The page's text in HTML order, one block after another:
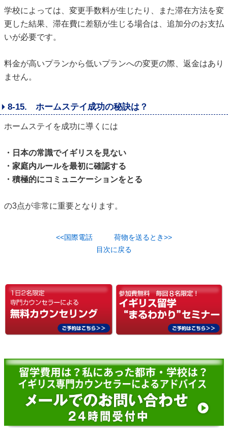
学校によっては、変更手数料が生じたり、また滞在方法を変
更した結果、滞在費に差額が生じる場合は、追加分のお支払
いが必要です。
料金が高いプランから低いプランへの変更の際、返金はあり
ません。
8-15. ホームステイ成功の秘訣は？
ホームステイを成功に導くには
・日本の常識でイギリスを見ない
・家庭内ルールを最初に確認する
・積極的にコミュニケーションをとる
の3点が非常に重要となります。
<<国際電話
荷物を送るとき>>
目次に戻る